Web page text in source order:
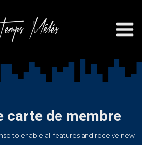
Mêlés
carte de membre
to enable all features and receive new